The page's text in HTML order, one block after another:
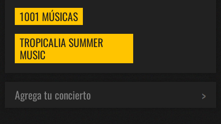
1001 MÚSICAS
TROPICALIA SUMMER
MUSIC
Agrega tu concierto